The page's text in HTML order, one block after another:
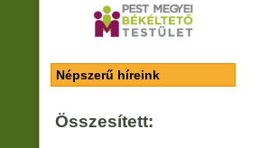
Népszerű híreink
Összesített: